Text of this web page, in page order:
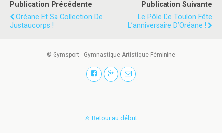
Publication Précédente
Oréane Et Sa Collection De
Justaucorps !
Publication Suivante
Le Pôle De Toulon Fête
L’anniversaire D’Oréane !
© Gymsport - Gymnastique Artistique Féminine
Retour au début